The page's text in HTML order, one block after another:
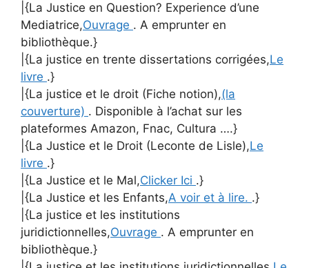
|{La Justice en Question? Experience d’une
Mediatrice,Ouvrage . A emprunter en
bibliothèque.}
|{La justice en trente dissertations corrigées,Le
livre .}
|{La justice et le droit (Fiche notion),(la
couverture) . Disponible à l’achat sur les
plateformes Amazon, Fnac, Cultura ….}
|{La Justice et le Droit (Leconte de Lisle),Le
livre .}
|{La Justice et le Mal,Clicker Ici .}
|{La Justice et les Enfants,A voir et à lire. .}
|{La justice et les institutions
juridictionnelles,Ouvrage . A emprunter en
bibliothèque.}